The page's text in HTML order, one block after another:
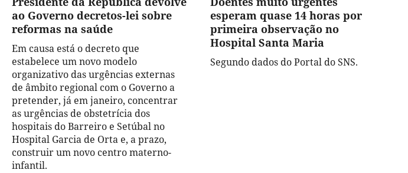
ao Governo decretos-lei sobre
reformas na saúde
Em causa está o decreto que
estabelece um novo modelo
organizativo das urgências externas
de âmbito regional com o Governo a
pretender, já em janeiro, concentrar
as urgências de obstetrícia dos
hospitais do Barreiro e Setúbal no
Hospital Garcia de Orta e, a prazo,
construir um novo centro materno-
infantil.
esperam quase 14 horas por
primeira observação no
Hospital Santa Maria
Segundo dados do Portal do SNS.